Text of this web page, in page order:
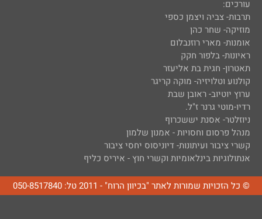
עורכים:
תרבות- צביה ויצמן כספי
מוזיקה- שחר כהן
אומנות- מארי רוזנבלום
ראיונות- בלפור חקק
תאטרון- חגית בת אליעזר
קולנוע וטלויזיה- מוקה קריגר
ערוץ יוטיוב- ראובן שבת
רדיו-מוטי גרנר ז"ל.
ניוזלטר- אסנת יששכרוף
מנהל פרסום וחסויות - אמנון שלמון
קשרי ציבור ועיתונות- דיוניסוס יחסי ציבור
אנתולוגיות בינלאומיות וקשרי חוץ - איריס כליף
© כל הזכויות שמורות לאתר "בכיוון הרוח" - 2011 טל: 050-8517840